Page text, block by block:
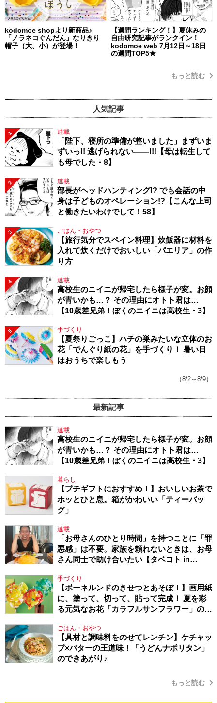
kodomoe shopより新商品♪
「ノラネコぐんだん」なりきり
帽子（大、小）が登場！
【週間ランキング！】夏休みの
自由研究記事がランクイン！
kodomoe web 7月12日～18日
の週間TOP5★
もっと読む
人気記事
1 連載
「陛下、寝所の準備が整いました」まずいま
ずいっ!! 逃げられない――!!!【母は転生して
も母でした・8】
2 連載
部長がヘッドハンティング!? でも会話の中
身は子どものオペレーション!?【こんな上司
と働きたいわけでして！58】
3 ごはん・おやつ
【旅行気分でスペイン料理】炊飯器に材料を
入れて炊くだけでおいしい「パエリア」の作
り方
4 連載
高校生のニイニが帰宅したら様子が変。お顔
が青いかも…？ その理由にオトト君は…
【10歳差兄弟！ぼくのニイニは高校生・3】
5 手づくり
【夏祭りごっこ】ハチの巣みたいな立体のお
花「でんぐり紙の花」を手づくり！ 暑い日
はおうちで楽しもう
（8/2～8/9）
最新記事
連載
高校生のニイニが帰宅したら様子が変。お顔
が青いかも…？ その理由にオトト君は…
【10歳差兄弟！ぼくのニイニは高校生・3】
暮らし
【プチギフトにおすすめ！】おいしいお茶で
ホッとひと息。箱がかわいい「ティーバッ
グ」
連載
「お母さんのひとり時間」を持つことに「罪
悪感」は不要。家族を頼れないときは、お母
さん同士で助け合いたい【タベコト in
手づくり
【ボーネルンドのきせつとあそぼ！】画用紙
に、塗って、切って、貼って完成！ 夏を彩
る元気なお花「カラフルサンフラワー」の作
ごはん・おやつ
【具材と調味料をのせてレンチン】ケチャッ
プ×バターの王道味！「うどんナポリタン」
のできあがり♪
もっと読む